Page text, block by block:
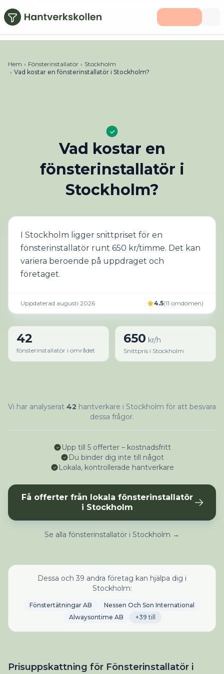
Hoppa till huvudinnehåll
Hem › Fönsterinstallatör › Stockholm
› Vad kostar en fönsterinstallatör i Stockholm?
Vad kostar en
fönsterinstallatör i
Stockholm?
I Stockholm ligger snittpriset för en
fönsterinstallatör runt 650 kr/timme. Det kan
variera beroende på uppdraget och
företaget.
Uppdaterad augusti 2026 4.5(11 omdömen)
42
fönsterinstallatör i området
650 kr/h
Snittpris i Stockholm
Vi har analyserat 42 hantverkare i Stockholm för att besvara
dessa frågor.
Upp till 5 offerter – kostnadsfritt
Du binder dig inte till något
Lokala, kontrollerade hantverkare
Få offerter från lokala fönsterinstallatör
i Stockholm
Se alla fönsterinstallatör i Stockholm →
Dessa och 39 andra företag kan hjälpa dig i
Stockholm:
Fönstertätningar AB
Nessen Och Son International
Alwaysontime AB
+39 till
Prisuppskattning för Fönsterinstallatör i